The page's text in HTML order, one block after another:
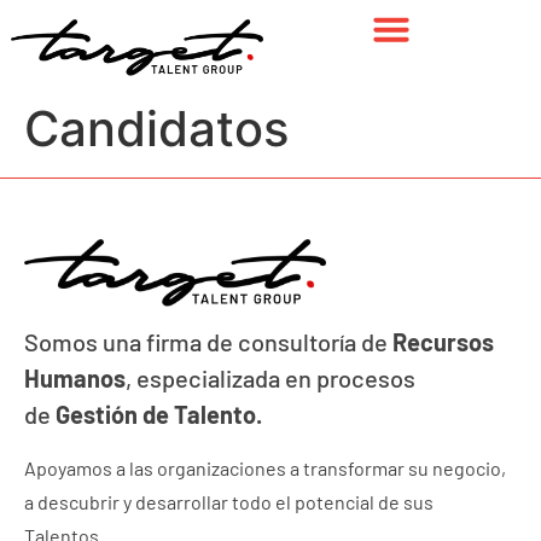
Candidatos
Somos una firma de consultoría de Recursos
Humanos, especializada en procesos
de Gestión de Talento.
Apoyamos a las organizaciones a transformar su negocio,
a descubrir y desarrollar todo el potencial de sus
Talentos.